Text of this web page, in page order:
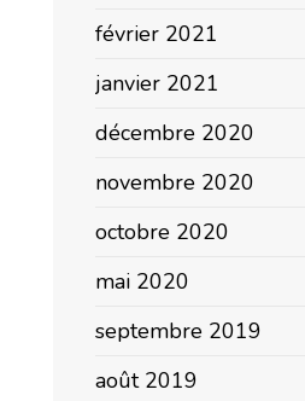
février 2021
janvier 2021
décembre 2020
novembre 2020
octobre 2020
mai 2020
septembre 2019
août 2019